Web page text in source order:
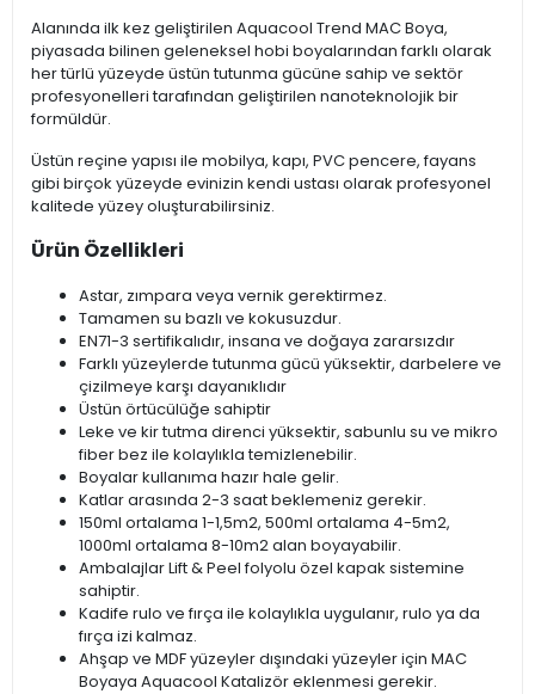
Alanında ilk kez geliştirilen Aquacool Trend MAC Boya,
piyasada bilinen geleneksel hobi boyalarından farklı olarak
her türlü yüzeyde üstün tutunma gücüne sahip ve sektör
profesyonelleri tarafından geliştirilen nanoteknolojik bir
formüldür.
Üstün reçine yapısı ile mobilya, kapı, PVC pencere, fayans
gibi birçok yüzeyde evinizin kendi ustası olarak profesyonel
kalitede yüzey oluşturabilirsiniz.
Ürün Özellikleri
Astar, zımpara veya vernik gerektirmez.
Tamamen su bazlı ve kokusuzdur.
EN71-3 sertifikalıdır, insana ve doğaya zararsızdır
Farklı yüzeylerde tutunma gücü yüksektir, darbelere ve
çizilmeye karşı dayanıklıdır
Üstün örtücülüğe sahiptir
Leke ve kir tutma direnci yüksektir, sabunlu su ve mikro
fiber bez ile kolaylıkla temizlenebilir.
Boyalar kullanıma hazır hale gelir.
Katlar arasında 2-3 saat beklemeniz gerekir.
150ml ortalama 1-1,5m2, 500ml ortalama 4-5m2,
1000ml ortalama 8-10m2 alan boyayabilir.
Ambalajlar Lift & Peel folyolu özel kapak sistemine
sahiptir.
Kadife rulo ve fırça ile kolaylıkla uygulanır, rulo ya da
fırça izi kalmaz.
Ahşap ve MDF yüzeyler dışındaki yüzeyler için MAC
Boyaya Aquacool Katalizör eklenmesi gerekir.